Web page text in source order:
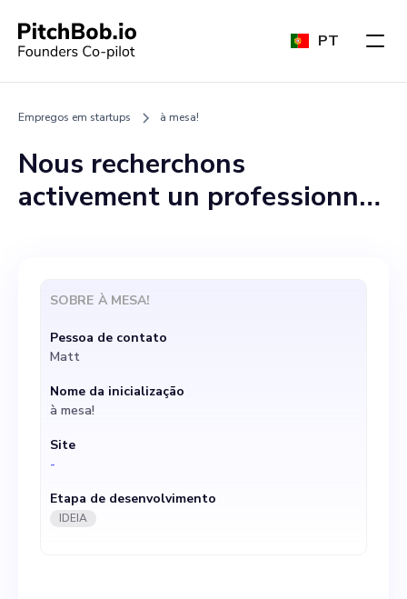
PT
Empregos em startups à mesa!
Nous recherchons
activement un professionnel
chez “à table!” , uma startup
envolvida na revolução
duradoura da indústria
culinária. En tant que
pionnier dans le paysage
culinaire moderne axé sur la
durabilité, nous aidons les
fonds d'investissement et
SOBRE À MESA!
Pessoa de contato
Matt
Nome da inicialização
à mesa!
Site
-
Etapa de desenvolvimento
IDEIA